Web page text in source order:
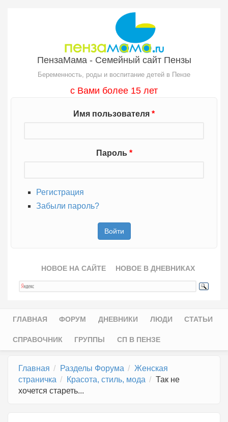
ПензаМама - Семейный сайт Пензы
Беременность, роды и воспитание детей в Пензе
с Вами более 15 лет
Имя пользователя *
Пароль *
Регистрация
Забыли пароль?
НОВОЕ НА САЙТЕ НОВОЕ В ДНЕВНИКАХ
Главное меню
ГЛАВНАЯ ФОРУМ ДНЕВНИКИ ЛЮДИ СТАТЬИ
СПРАВОЧНИК ГРУППЫ СП В ПЕНЗЕ
Главная Разделы Форума
Женская
страничка
Красота, стиль, мода
Так не
хочется стареть...